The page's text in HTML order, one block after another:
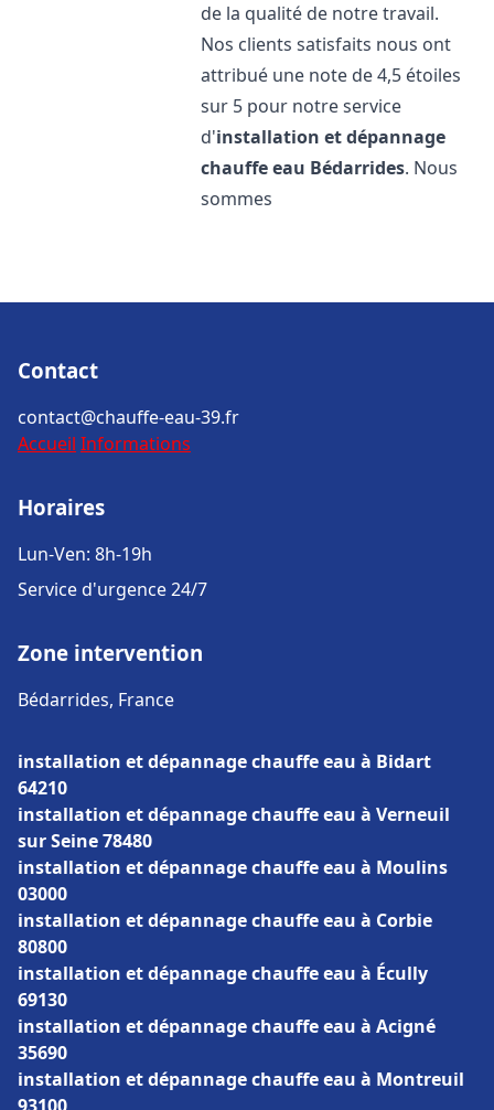
de la qualité de notre travail.
Nos clients satisfaits nous ont
attribué une note de 4,5 étoiles
sur 5 pour notre service
d'installation et dépannage
chauffe eau Bédarrides. Nous
sommes
Contact
contact@chauffe-eau-39.fr
Accueil Informations
Horaires
Lun-Ven: 8h-19h
Service d'urgence 24/7
Zone intervention
Bédarrides, France
installation et dépannage chauffe eau à Bidart
64210
installation et dépannage chauffe eau à Verneuil
sur Seine 78480
installation et dépannage chauffe eau à Moulins
03000
installation et dépannage chauffe eau à Corbie
80800
installation et dépannage chauffe eau à Écully
69130
installation et dépannage chauffe eau à Acigné
35690
installation et dépannage chauffe eau à Montreuil